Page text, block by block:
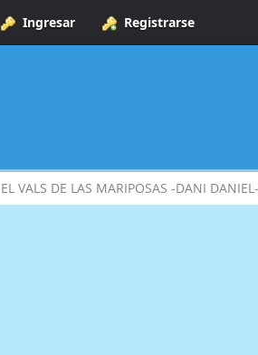
Ingresar Registrarse
EL VALS DE LAS MARIPOSAS -DANI